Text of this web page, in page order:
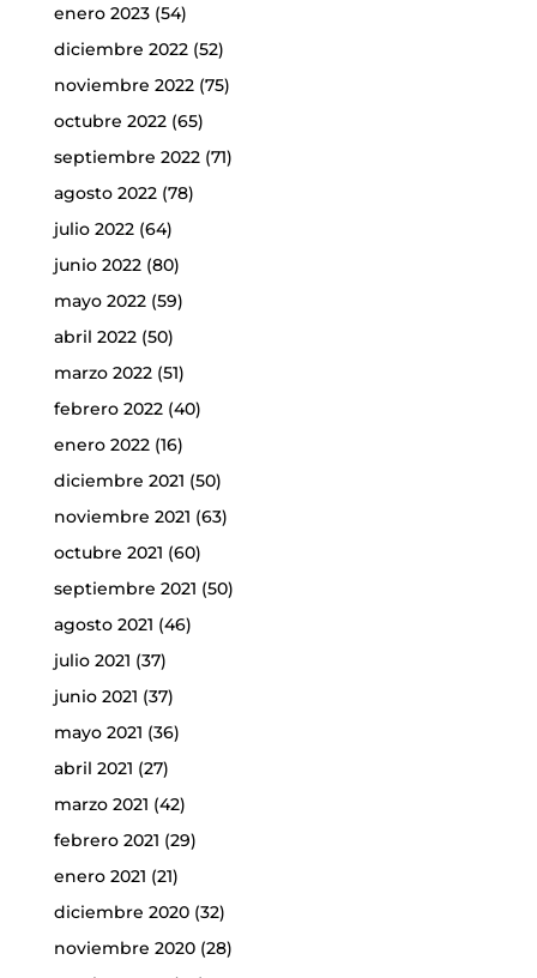
enero 2023(54)
diciembre 2022(52)
noviembre 2022(75)
octubre 2022(65)
septiembre 2022(71)
agosto 2022(78)
julio 2022(64)
junio 2022(80)
mayo 2022(59)
abril 2022(50)
marzo 2022(51)
febrero 2022(40)
enero 2022(16)
diciembre 2021 (50)
noviembre 2021 (63)
octubre 2021 (60)
septiembre 2021 (50)
agosto 2021 (46)
julio 2021 (37)
junio 2021 (37)
mayo 2021 (36)
abril 2021 (27)
marzo 2021 (42)
febrero 2021 (29)
enero 2021 (21)
diciembre 2020(32)
noviembre 2020(28)